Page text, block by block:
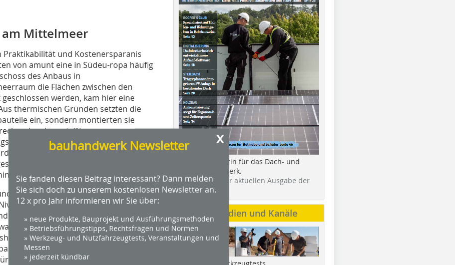
Mittelmeer
Praktikabilität und Kostenersparanis
von amunt eine in Südeu-ropa häufig
des Anbaus in
die Flächen zwischen den
werden, kam hier eine
thermischen Gründen setzten die
ein, sondern montierten sie
gedämmt. Die
konnten die Handwerker bei der
verzichten. So sind sogar
Eigentumskennzeichen der
sichtbar.
durchaus ein weiteres Kaufargument
von etwa 1,50 m über der Straße.
sich eine Nutzterrasse, die nur über
Ein Abriss dieser stark bewehrten
darüber einfach ein konstruktiver
wurde. Der sich so ergebende
den Gartenzugang schüttete man
x
bauhandwerk Newsletter
Sie fanden diesen Beitrag interessant? Dann melden
Sie sich doch zu unserem kostenlosen Newsletter an.
12 x pro Jahr informieren wir Sie über:
» neue Produkte, Bauprojekt und Ausführungsmethoden
» Betriebsführungstipps, Rechtsfragen und Normen
» Werkzeug- und Nutzfahrzeugtests, Veranstaltungen und
Messen
» jederzeit kündbar
Das Profimagazin für das Dach- und
Holzbauhandwerk.
Hier geht es zur aktuellen Ausgabe der
dach+holzbau.
Weitere Medien und Kanäle
Videos von Werkzeugtests,